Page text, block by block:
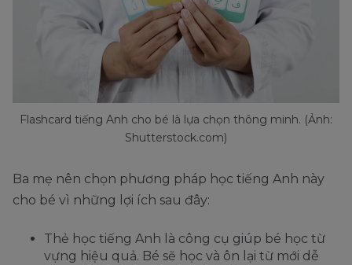
Flashcard tiếng Anh cho bé là lựa chọn thông minh. (Ảnh:
Shutterstock.com)
Ba mẹ nên chọn phương pháp học tiếng Anh này
cho bé vì những lợi ích sau đây:
Thẻ học tiếng Anh là công cụ giúp bé học từ
vựng hiệu quả. Bé sẽ học và ôn lại từ mới dễ